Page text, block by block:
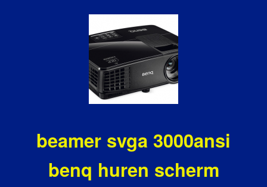
beamer svga 3000ansi
benq huren scherm